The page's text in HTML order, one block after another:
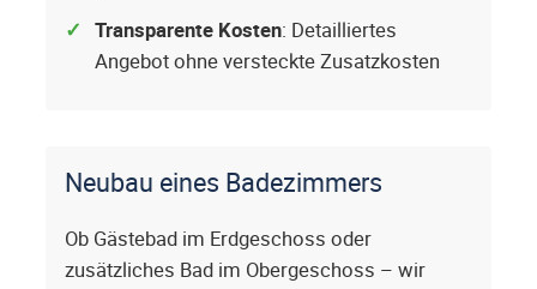
Transparente Kosten: Detailliertes
Angebot ohne versteckte Zusatzkosten
Neubau eines Badezimmers
Ob Gästebad im Erdgeschoss oder
zusätzliches Bad im Obergeschoss – wir